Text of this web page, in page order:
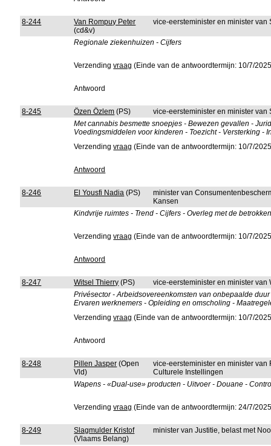
8-244
Van Rompuy Peter
(cd&v)
vice-eersteminister en minister
Regionale ziekenhuizen - Cijfers
Verzendingvraag (Einde van de antwoordtermijn: 10/7/
Antwoord
8-245 Özen Özlem (PS)
vice-eersteminister en minister
Met cannabis besmette snoepjes - Bewezen gevallen -
Voedingsmiddelen voor kinderen - Toezicht - Versterking -
Verzendingvraag (Einde van de antwoordtermijn: 10/7/
Antwoord
8-246 El Yousfi Nadia (PS)
minister van
Kansen
Kindvrije ruimtes - Trend - Cijfers - Overleg met de
Verzendingvraag (Einde van de antwoordtermijn: 10/7/
Antwoord
8-247 Witsel Thierry (PS)
vice-eersteminister en minister
Privésector - Arbeidsovereenkomsten van onbepaalde
Ervaren werknemers - Opleiding en omscholing -
Verzendingvraag (Einde van de antwoordtermijn: 10/7/
Antwoord
8-248 Pillen Jasper (Open
Vld)
vice-eersteminister en minister
Culturele Instellingen
Wapens - «Dual-use» producten - Uitvoer - Douane -
Verzendingvraag (Einde van de antwoordtermijn: 24/7/
8-249
Slagmulder Kristof
(Vlaams Belang)
minister van Justitie, belast met